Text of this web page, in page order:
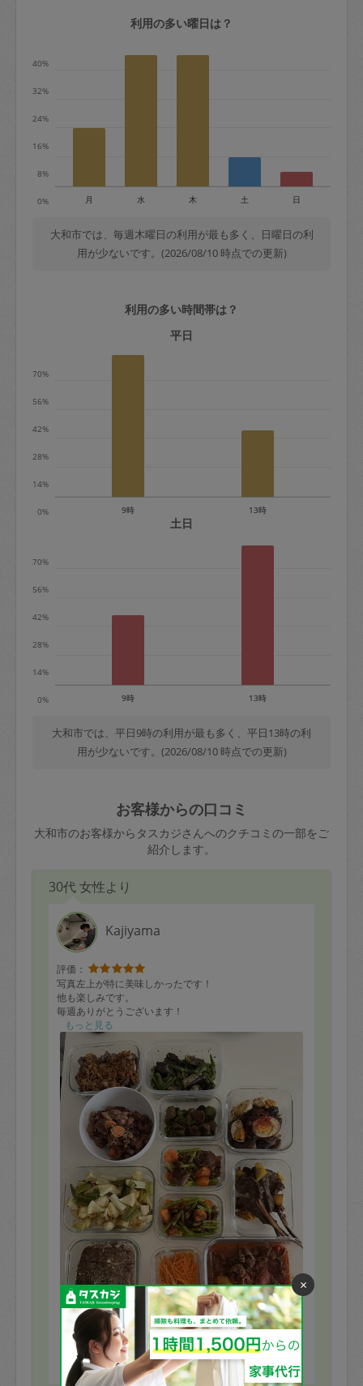
※例：依頼日時／土曜日午前9時開始の場
＋交通費全額
依頼者不在による当日キャンセル＝依頼
金額の100%＋交通費全額
定期契約をキャンセルする場合、毎週定
期は月2回まで隔週定期は月1回までキャ
ンセル料は発生しません。それ以上はキ
※キャンセル料金の設定について：
定期依頼1回（3時間）の金額とスポット
はありますか？
利用の多い曜日は？
0%
8%
16%
24%
32%
40%
月 水 木 土 日
大和市では、毎週木曜日の利用が最も多く、日曜日の利
用が少ないです。(2026/08/10 時点での更新)
利用の多い時間帯は？
平日
0%
14%
28%
42%
56%
70%
9時 13時
土日
0%
14%
28%
42%
56%
70%
9時 13時
大和市では、平日9時の利用が最も多く、平日13時の利
用が少ないです。(2026/08/10 時点での更新)
お客様からの口コミ
大和市のお客様からタスカジさんへのクチコミの一部をご
紹介します。
30代 女性より
Kajiyama
評価：
写真左上が特に美味しかったです！
他も楽しみです。
毎週ありがとうございます！
もっと見る
※依頼者の依頼当時の主観的な感想です。
×